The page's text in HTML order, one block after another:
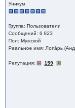
Уникум
Группа: Пользователи
Сообщений: 6 823
Пол: Мужской
Реальное имя: Лопáрь
Репутация: 159